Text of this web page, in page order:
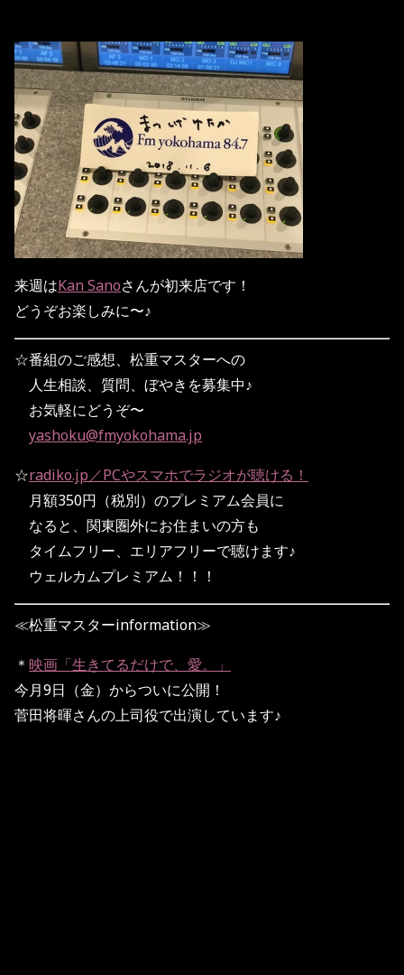
来週はKan Sanoさんが初来店です！
どうぞお楽しみに〜♪
☆番組のご感想、松重マスターへの
人生相談、質問、ぼやきを募集中♪
お気軽にどうぞ〜
yashoku@fmyokohama.jp
☆radiko.jp／PCやスマホでラジオが聴ける！
月額350円（税別）のプレミアム会員に
なると、関東圏外にお住まいの方も
タイムフリー、エリアフリーで聴けます♪
ウェルカムプレミアム！！！
≪松重マスターinformation≫
＊ 映画「生きてるだけで、愛。」
今月9日（金）からついに公開！
菅田将暉さんの上司役で出演しています♪